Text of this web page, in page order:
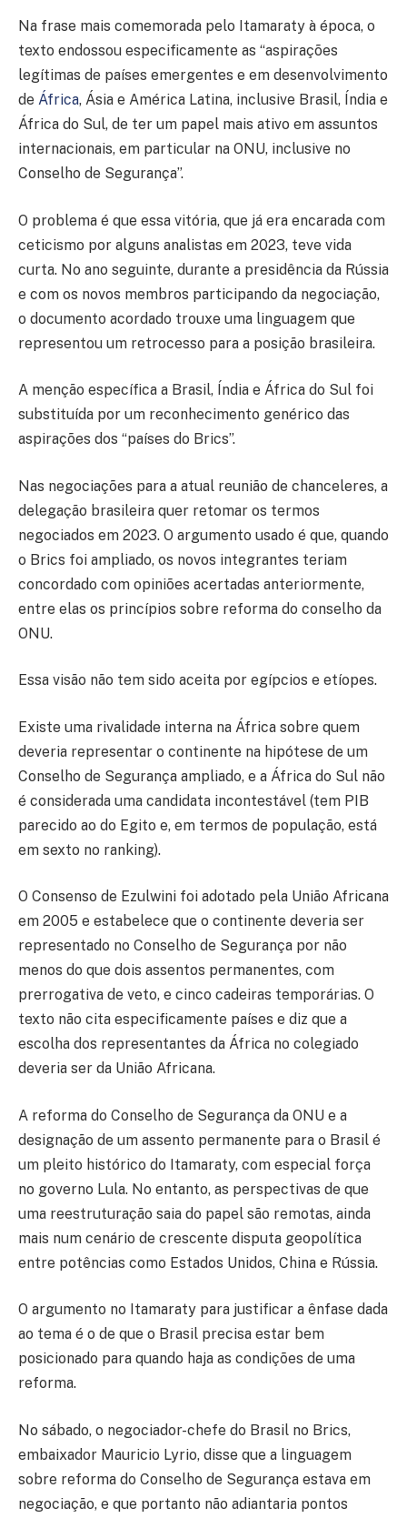
Na frase mais comemorada pelo Itamaraty à época, o
texto endossou especificamente as “aspirações
legítimas de países emergentes e em desenvolvimento
de África, Ásia e América Latina, inclusive Brasil, Índia e
África do Sul, de ter um papel mais ativo em assuntos
internacionais, em particular na ONU, inclusive no
Conselho de Segurança”.
O problema é que essa vitória, que já era encarada com
ceticismo por alguns analistas em 2023, teve vida
curta. No ano seguinte, durante a presidência da Rússia
e com os novos membros participando da negociação,
o documento acordado trouxe uma linguagem que
representou um retrocesso para a posição brasileira.
A menção específica a Brasil, Índia e África do Sul foi
substituída por um reconhecimento genérico das
aspirações dos “países do Brics”.
Nas negociações para a atual reunião de chanceleres, a
delegação brasileira quer retomar os termos
negociados em 2023. O argumento usado é que, quando
o Brics foi ampliado, os novos integrantes teriam
concordado com opiniões acertadas anteriormente,
entre elas os princípios sobre reforma do conselho da
ONU.
Essa visão não tem sido aceita por egípcios e etíopes.
Existe uma rivalidade interna na África sobre quem
deveria representar o continente na hipótese de um
Conselho de Segurança ampliado, e a África do Sul não
é considerada uma candidata incontestável (tem PIB
parecido ao do Egito e, em termos de população, está
em sexto no ranking).
O Consenso de Ezulwini foi adotado pela União Africana
em 2005 e estabelece que o continente deveria ser
representado no Conselho de Segurança por não
menos do que dois assentos permanentes, com
prerrogativa de veto, e cinco cadeiras temporárias. O
texto não cita especificamente países e diz que a
escolha dos representantes da África no colegiado
deveria ser da União Africana.
A reforma do Conselho de Segurança da ONU e a
designação de um assento permanente para o Brasil é
um pleito histórico do Itamaraty, com especial força
no governo Lula. No entanto, as perspectivas de que
uma reestruturação saia do papel são remotas, ainda
mais num cenário de crescente disputa geopolítica
entre potências como Estados Unidos, China e Rússia.
O argumento no Itamaraty para justificar a ênfase dada
ao tema é o de que o Brasil precisa estar bem
posicionado para quando haja as condições de uma
reforma.
No sábado, o negociador-chefe do Brasil no Brics,
embaixador Mauricio Lyrio, disse que a linguagem
sobre reforma do Conselho de Segurança estava em
negociação, e que portanto não adiantaria pontos